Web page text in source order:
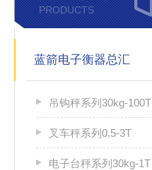
PRODUCTS
蓝箭电子衡器总汇
吊钩秤系列30kg-100T
叉车秤系列0.5-3T
电子台秤系列30kg-1T